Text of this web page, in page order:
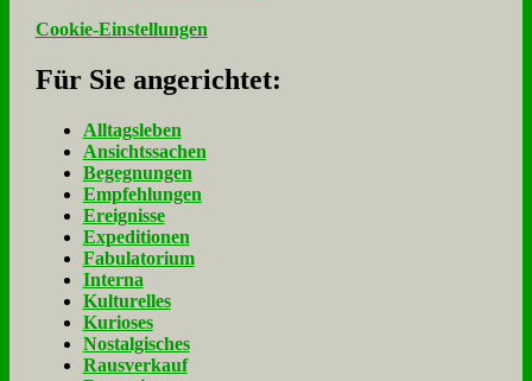
Cookie-Einstellungen
Für Sie an­ge­rich­tet:
Alltagsleben
Ansichtssachen
Begegnungen
Empfehlungen
Ereignisse
Expeditionen
Fabulatorium
Interna
Kulturelles
Kurioses
Nostalgisches
Rausverkauf